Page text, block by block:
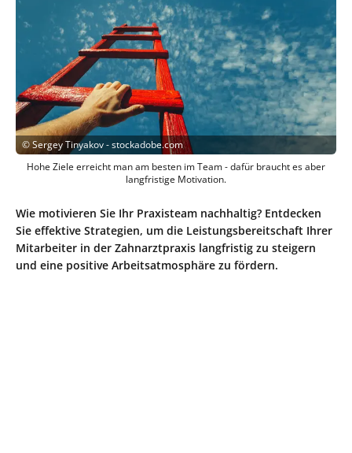
©Sergey Tinyakov - stockadobe.com
Hohe Ziele erreicht man am besten im Team - dafür braucht es aber
langfristige Motivation.
Wie motivieren Sie Ihr Praxisteam nachhaltig? Entdecken
Sie effektive Strategien, um die Leistungsbereitschaft Ihrer
Mitarbeiter in der Zahnarztpraxis langfristig zu steigern
und eine positive Arbeitsatmosphäre zu fördern.